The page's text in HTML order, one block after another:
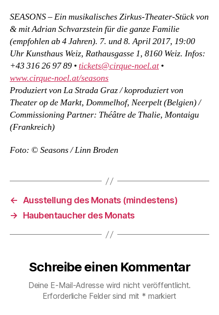
SEASONS – Ein musikalisches Zirkus-Theater-Stück von
& mit Adrian Schvarzstein für die ganze Familie
(empfohlen ab 4 Jahren). 7. und 8. April 2017, 19:00
Uhr Kunsthaus Weiz, Rathausgasse 1, 8160 Weiz. Infos:
+43 316 26 97 89 •tickets@cirque-noel.at•
www.cirque-noel.at/seasons
Produziert von La Strada Graz / koproduziert von
Theater op de Markt, Dommelhof, Neerpelt (Belgien) /
Commissioning Partner: Théâtre de Thalie, Montaigu
(Frankreich)
Foto: © Seasons / Linn Broden
← Ausstellung des Monats (mindestens)
→
Haubentaucher des Monats
Schreibe einen Kommentar
Deine E-Mail-Adresse wird nicht veröffentlicht.
Erforderliche Felder sind mit * markiert